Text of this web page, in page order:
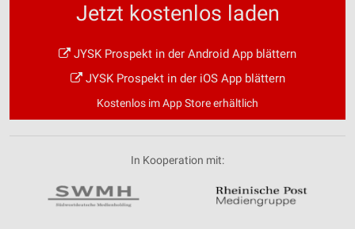
Jetzt kostenlos laden
JYSK Prospekt in der Android App blättern
JYSK Prospekt in der iOS App blättern
Kostenlos im App Store erhältlich
In Kooperation mit: